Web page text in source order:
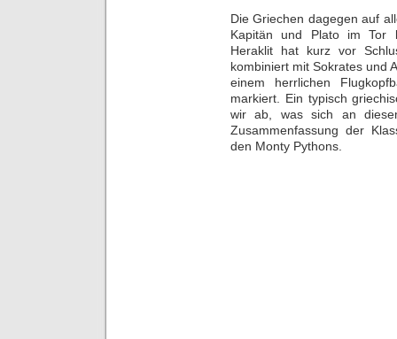
Die Griechen dagegen auf
Kapitän und Plato im Tor
Heraklit hat kurz vor
kombiniert mit Sokrates und
einem herrlichen
markiert. Ein typisch
wir ab, was sich an
Zusammenfassung der
den Monty Pythons.